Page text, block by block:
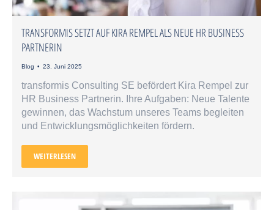
TRANSFORMIS SETZT AUF KIRA REMPEL ALS NEUE HR BUSINESS
PARTNERIN
Blog 23. Juni 2025
transformis Consulting SE befördert Kira Rempel zur
HR Business Partnerin. Ihre Aufgaben: Neue Talente
gewinnen, das Wachstum unseres Teams begleiten
und Ent­wicklungs­möglich­keiten fördern.
WEITERLESEN